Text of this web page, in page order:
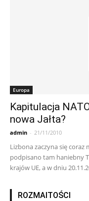
Europa
Kapitulacja
nowa Jałta?
admin - 21/11/2010
Lizbona zaczyna się coraz
podpisano tam haniebny
krajów UE, a w dniu
ROZMAITOŚCI